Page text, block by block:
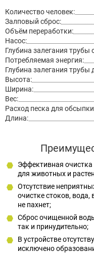
Количество человек:
Залповый сброс:
Объём переработки:
Насос:
Глубина залегания трубы
Потребляемая энергия:
Глубина залегания трубы
Высота:
Ширина:
Вес:
Расход песка для
Длина:
Эффективная
для животных и
Отсутствие
очистке стоков,
не пахнет;
Сброс очищенной
так и принудительно;
В устройстве
исключено